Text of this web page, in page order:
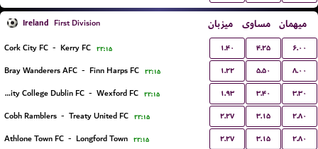
Ireland First Division میزبان مساوی میهمان
Cork City FC - Kerry FC ۲۲:۱۵ ۱.۴۰ ۴.۲۵ ۶.۰۰
Bray Wanderers AFC - Finn Harps FC ۲۲:۱۵ ۱.۲۲ ۵.۵۰ ۸.۰۰
University College Dublin FC - Wexford FC ۲۲:۱۵ ۱.۹۳ ۳.۴۰ ۳.۳۰
Cobh Ramblers - Treaty United FC ۲۲:۱۵ ۲.۲۷ ۳.۱۵ ۲.۸۰
Athlone Town FC - Longford Town ۲۲:۱۵ ۲.۲۷ ۳.۱۵ ۲.۸۰